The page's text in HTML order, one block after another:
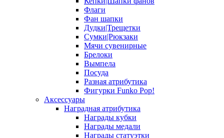
Флаги
Фан шапки
Дудки|Трещетки
Сумки|Рюкзаки
Мячи сувенирные
Брелоки
Вымпела
Посуда
Разная атрибутика
Фигурки Funko Pop!
Аксессуары
Наградная атрибутика
Награды кубки
Награды медали
Награды статуэтки